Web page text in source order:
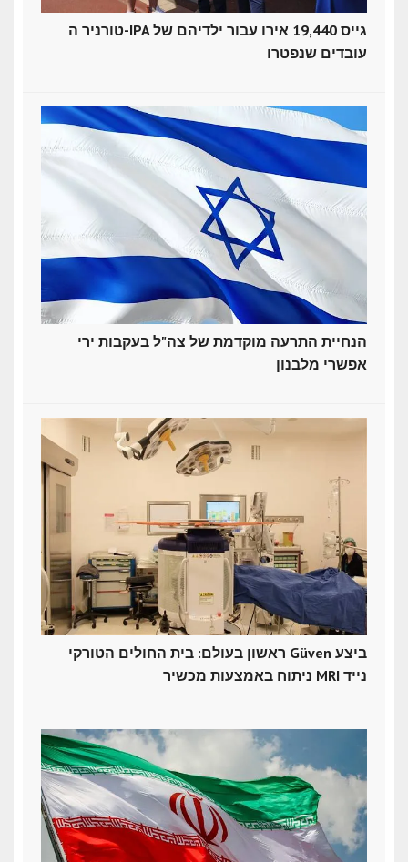
טורניר ה-IPA גייס 19,440 אירו עבור ילדיהם של
עובדים שנפטרו
הנחיית התרעה מוקדמת של צה"ל בעקבות ירי
אפשרי מלבנון
ראשון בעולם: בית החולים הטורקי Güven ביצע
ניתוח באמצעות מכשיר MRI נייד